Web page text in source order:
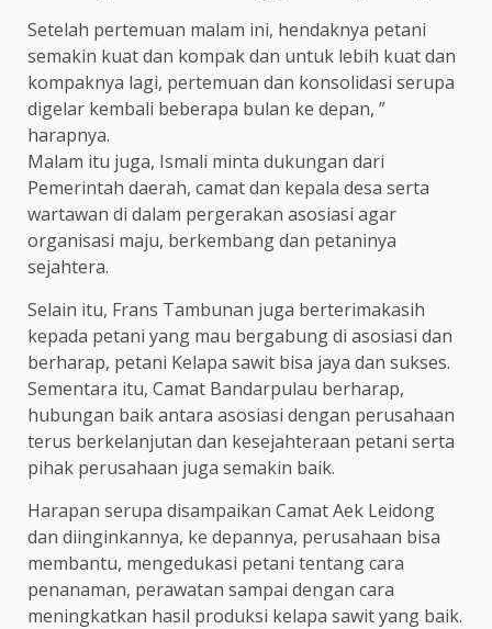
Setelah pertemuan malam ini, hendaknya petani
semakin kuat dan kompak dan untuk lebih kuat dan
kompaknya lagi, pertemuan dan konsolidasi serupa
digelar kembali beberapa bulan ke depan, ”
harapnya.
Malam itu juga, Ismali minta dukungan dari
Pemerintah daerah, camat dan kepala desa serta
wartawan di dalam pergerakan asosiasi agar
organisasi maju, berkembang dan petaninya
sejahtera.
Selain itu, Frans Tambunan juga berterimakasih
kepada petani yang mau bergabung di asosiasi dan
berharap, petani Kelapa sawit bisa jaya dan sukses.
Sementara itu, Camat Bandarpulau berharap,
hubungan baik antara asosiasi dengan perusahaan
terus berkelanjutan dan kesejahteraan petani serta
pihak perusahaan juga semakin baik.
Harapan serupa disampaikan Camat Aek Leidong
dan diinginkannya, ke depannya, perusahaan bisa
membantu, mengedukasi petani tentang cara
penanaman, perawatan sampai dengan cara
meningkatkan hasil produksi kelapa sawit yang baik.